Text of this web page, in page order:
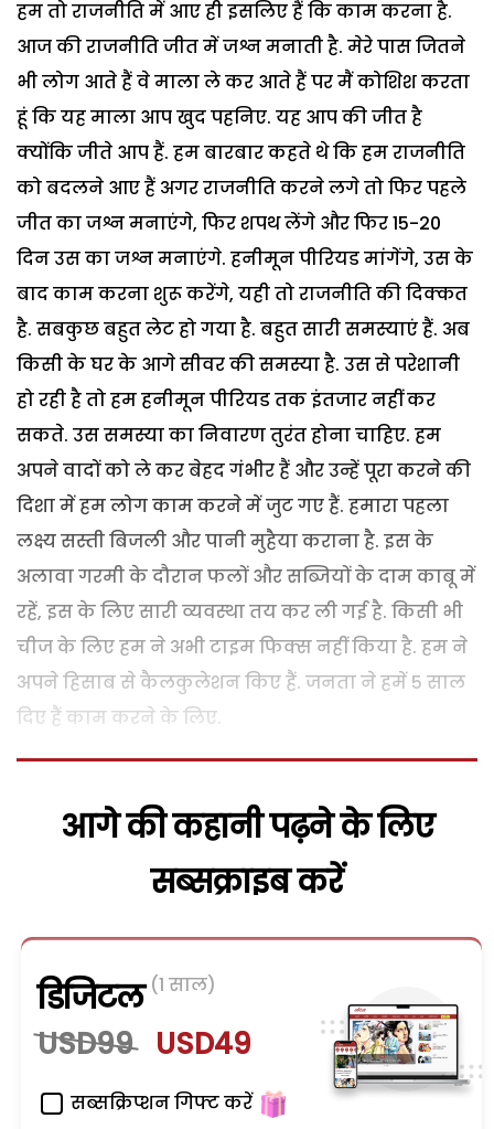
हम तो राजनीति में आए ही इसलिए हैं कि काम करना है.
आज की राजनीति जीत में जश्न मनाती है. मेरे पास जितने
भी लोग आते हैं वे माला ले कर आते हैं पर मैं कोशिश करता
हूं कि यह माला आप खुद पहनिए. यह आप की जीत है
क्योंकि जीते आप हैं. हम बारबार कहते थे कि हम राजनीति
को बदलने आए हैं अगर राजनीति करने लगे तो फिर पहले
जीत का जश्न मनाएंगे, फिर शपथ लेंगे और फिर 15-20
दिन उस का जश्न मनाएंगे. हनीमून पीरियड मांगेंगे, उस के
बाद काम करना शुरू करेंगे, यही तो राजनीति की दिक्कत
है. सबकुछ बहुत लेट हो गया है. बहुत सारी समस्याएं हैं. अब
किसी के घर के आगे सीवर की समस्या है. उस से परेशानी
हो रही है तो हम हनीमून पीरियड तक इंतजार नहीं कर
सकते. उस समस्या का निवारण तुरंत होना चाहिए. हम
अपने वादों को ले कर बेहद गंभीर हैं और उन्हें पूरा करने की
दिशा में हम लोग काम करने में जुट गए हैं. हमारा पहला
लक्ष्य सस्ती बिजली और पानी मुहैया कराना है. इस के
अलावा गरमी के दौरान फलों और सब्जियों के दाम काबू में
रहें, इस के लिए सारी व्यवस्था तय कर ली गई है. किसी भी
चीज के लिए हम ने अभी टाइम फिक्स नहीं किया है. हम ने
अपने हिसाब से कैलकुलेशन किए हैं. जनता ने हमें 5 साल
दिए हैं काम करने के लिए.
आगे की कहानी पढ़ने के लिए
सब्सक्राइब करें
डिजिटल (1 साल)
USD99 USD49
सब्सक्रिप्शन गिफ्ट करें